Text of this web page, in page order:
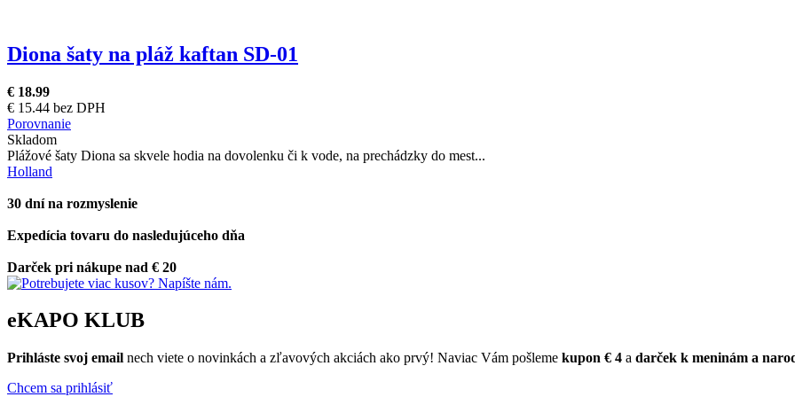
Diona šaty na pláž kaftan SD-01
€ 18.99
€ 15.44 bez DPH
Porovnanie
Skladom
Plážové šaty Diona sa skvele hodia na dovolenku či k vode, na prechádzky do mest...
Holland
30 dní na rozmyslenie
Expedícia tovaru do nasledujúceho dňa
Darček pri nákupe nad € 20
eKAPO KLUB
Prihláste svoj email nech viete o novinkách a zľavových akciách ako prvý! Naviac Vám pošleme kupon € 4 a darček k meninám a
Chcem sa prihlásiť